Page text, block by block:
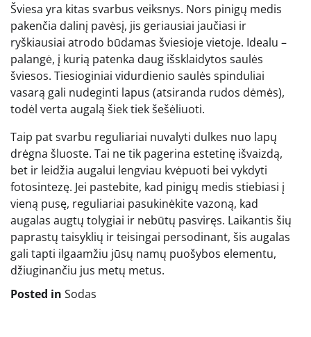
Šviesa yra kitas svarbus veiksnys. Nors pinigų medis
pakenčia dalinį pavėsį, jis geriausiai jaučiasi ir
ryškiausiai atrodo būdamas šviesioje vietoje. Idealu –
palangė, į kurią patenka daug išsklaidytos saulės
šviesos. Tiesioginiai vidurdienio saulės spinduliai
vasarą gali nudeginti lapus (atsiranda rudos dėmės),
todėl verta augalą šiek tiek šešėliuoti.
Taip pat svarbu reguliariai nuvalyti dulkes nuo lapų
drėgna šluoste. Tai ne tik pagerina estetinę išvaizdą,
bet ir leidžia augalui lengviau kvėpuoti bei vykdyti
fotosintezę. Jei pastebite, kad pinigų medis stiebiasi į
vieną pusę, reguliariai pasukinėkite vazoną, kad
augalas augtų tolygiai ir nebūtų pasviręs. Laikantis šių
paprastų taisyklių ir teisingai persodinant, šis augalas
gali tapti ilgaamžiu jūsų namų puošybos elementu,
džiuginančiu jus metų metus.
Posted in Sodas